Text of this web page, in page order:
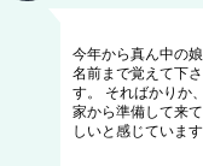
今年から真ん中の
名前まで覚えて下
す。 そればかりか
家から準備して来
しいと感じています